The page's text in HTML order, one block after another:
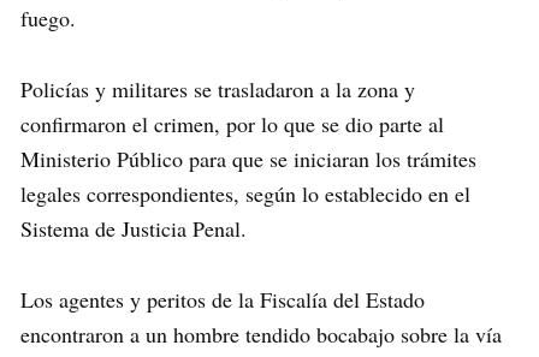
fuego.
Policías y militares se trasladaron a la zona y
confirmaron el crimen, por lo que se dio parte al
Ministerio Público para que se iniciaran los trámites
legales correspondientes, según lo establecido en el
Sistema de Justicia Penal.
Los agentes y peritos de la Fiscalía del Estado
encontraron a un hombre tendido bocabajo sobre la vía